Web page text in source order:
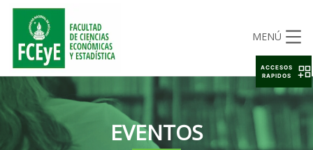
MENÚ
EVENTOS
ACCESOS
RAPIDOS